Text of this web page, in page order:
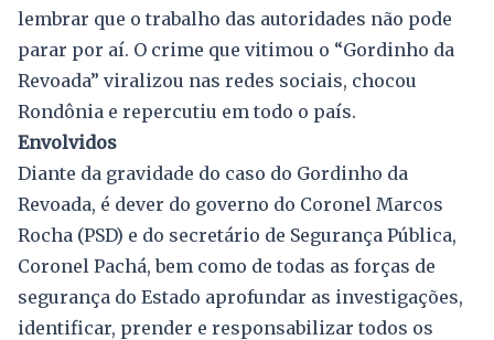
lembrar que o trabalho das autoridades não pode
parar por aí. O crime que vitimou o “Gordinho da
Revoada” viralizou nas redes sociais, chocou
Rondônia e repercutiu em todo o país.
Envolvidos
Diante da gravidade do caso do Gordinho da
Revoada, é dever do governo do Coronel Marcos
Rocha (PSD) e do secretário de Segurança Pública,
Coronel Pachá, bem como de todas as forças de
segurança do Estado aprofundar as investigações,
identificar, prender e responsabilizar todos os